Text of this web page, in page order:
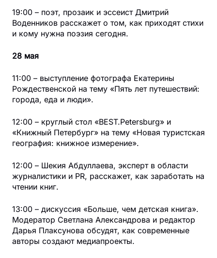
19:00 – поэт, прозаик и эссеист Дмитрий
Воденников расскажет о том, как приходят стихи
и кому нужна поэзия сегодня.
28 мая
11:00 – выступление фотографа Екатерины
Рождественской на тему «Пять лет путешествий:
города, еда и люди».
12:00 – круглый стол «BEST.Petersburg» и
«Книжный Петербург» на тему «Новая туристская
география: книжное измерение».
12:00 – Шекия Абдуллаева, эксперт в области
журналистики и PR, расскажет, как заработать на
чтении книг.
13:00 – дискуссия «Больше, чем детская книга».
Модератор Светлана Александрова и редактор
Дарья Плаксунова обсудят, как современные
авторы создают медиапроекты.